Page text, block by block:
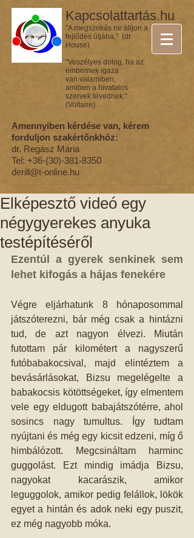
Kapcsolattartás.hu
"A megszokás ne álljon a
fejlődés útjába." (dr.
House)
"Veszélyes dolog, ha az
embernek igaza
van valamiben,
amiben a hivatalos
szervek tévednek."
(Voltaire)
Amennyiben kérdése van, kérem
forduljon szakértőnkhöz:
dr. Regász Mária
Tel: +36-(30)-381-8350
derill@t-online.hu
Elképesztő videó egy
négygyerekes anyuka
testépítéséről
Ezentúl a gyerek senkinek sem
lehet kifogás a hájas fenekére
Végre eljárhatunk 8 hónaposommal
játszóterezni, bár még csak a hintázni
tud, de azt nagyon élvezi. Miután
futottam pár kilométert a nagyszerű
futóbabakocsival, majd elintéztem a
bevásárlásokat, Bizsu megelégelte a
babakocsis kötöttségeket, így elmentem
vele egy eldugott babajátszótérre, ahol
sosincs nagy tumultus. Így tudtam
nyújtani és még egy kicsit edzeni, míg ő
himbálózott. Megcsináltam harminc
guggolást. Ezt mindig imádja Bizsu,
nagyokat kacarászik, amikor
leguggolok, amikor pedig felállok, lökök
egyet a hintán és adok neki egy puszit,
ez még nagyobb móka.